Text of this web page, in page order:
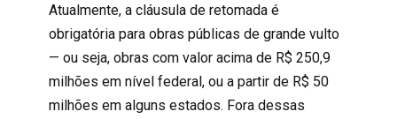
Atualmente, a cláusula de retomada é
obrigatória para obras públicas de grande vulto
— ou seja, obras com valor acima de R$ 250,9
milhões em nível federal, ou a partir de R$ 50
milhões em alguns estados. Fora dessas